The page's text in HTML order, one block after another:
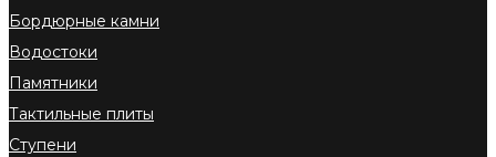
Бордюрные камни
Водостоки
Памятники
Тактильные плиты
Ступени